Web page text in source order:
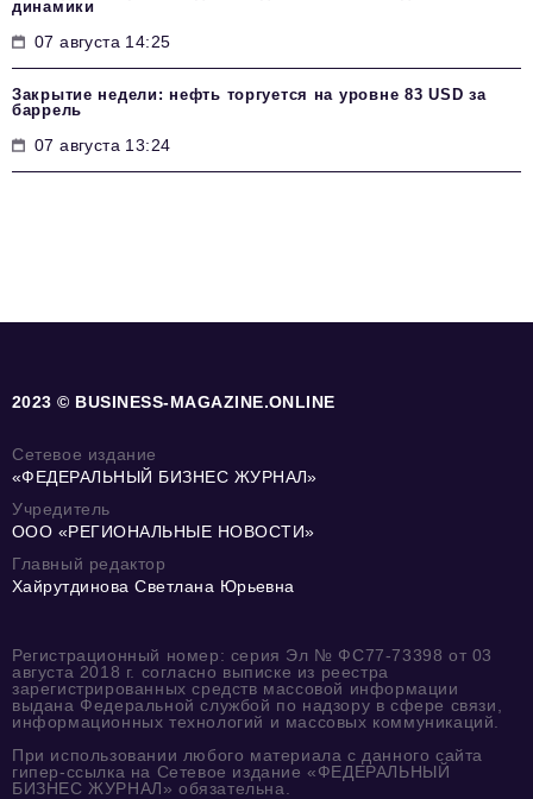
динамики
07 августа 14:25
Закрытие недели: нефть торгуется на уровне 83 USD за
баррель
07 августа 13:24
2023 © BUSINESS-MAGAZINE.ONLINE
Сетевое издание
«ФЕДЕРАЛЬНЫЙ БИЗНЕС ЖУРНАЛ»
Учредитель
ООО «РЕГИОНАЛЬНЫЕ НОВОСТИ»
Главный редактор
Хайрутдинова Светлана Юрьевна
Регистрационный номер: серия Эл № ФС77-73398 от 03
августа 2018 г. согласно выписке из реестра
зарегистрированных средств массовой информации
выдана Федеральной службой по надзору в сфере связи,
информационных технологий и массовых коммуникаций.
При использовании любого материала с данного сайта
гипер-ссылка на Сетевое издание «ФЕДЕРАЛЬНЫЙ
БИЗНЕС ЖУРНАЛ» обязательна.